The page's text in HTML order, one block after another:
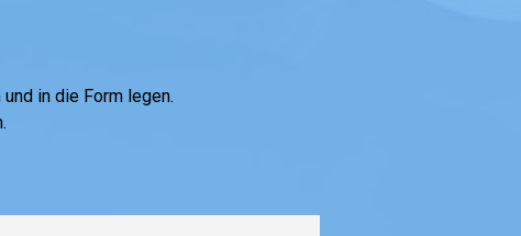
in die Form legen.